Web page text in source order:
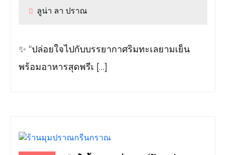
ลูน่า ลา ปราณ
✨ “ปล่อยใจไปกับบรรยากาศริมทะเลยามเย็น
พร้อมอาหารสุดพรีเ […]